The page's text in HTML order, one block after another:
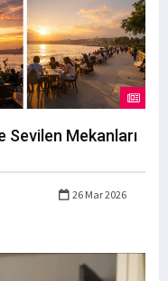
Sevilen Mekanları
26 Mar 2026